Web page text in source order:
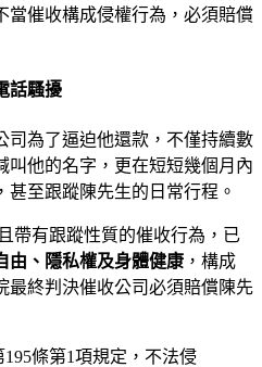
當催收構成侵權行為，必須賠償
話騷擾
司為了逼迫他還款，不僅持續數
叫他的名字，更在短短幾個月內
至跟蹤陳先生的日常行程。
帶有跟蹤性質的催收行為，已
由、隱私權及身體健康 ，構成
最終判決催收公司必須賠償陳先
195條第1項規定，不法侵